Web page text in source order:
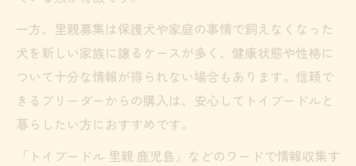
一方、里親募集は保護犬や家庭の事情で飼えなくなった
犬を新しい家族に譲るケースが多く、健康状態や性格に
ついて十分な情報が得られない場合もあります。信頼で
きるブリーダーからの購入は、安心してトイプードルと
暮らしたい方におすすめです。
「トイプードル 里親 鹿児島」などのワードで情報収集す